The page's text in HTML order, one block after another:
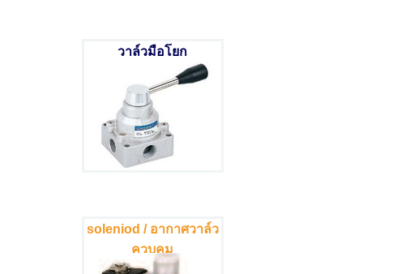
วาล์วมือโยก
soleniod / อากาศวาล์ว
ควบคุม